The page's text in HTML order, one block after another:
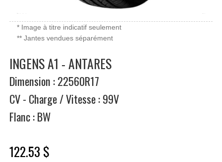
* Image à titre indicatif seulement
** Jantes vendues séparément
INGENS A1 - ANTARES
Dimension : 22560R17
CV - Charge / Vitesse : 99V
Flanc : BW
122.53 $